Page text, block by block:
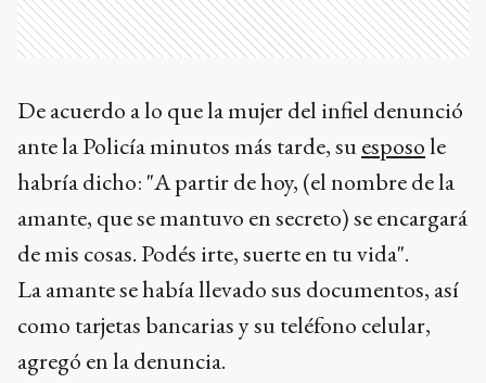
De acuerdo a lo que la mujer del infiel denunció
ante la Policía minutos más tarde, suesposole
habría dicho: "A partir de hoy, (el nombre de la
amante, que se mantuvo en secreto) se encargará
de mis cosas. Podés irte, suerte en tu vida".
La amante se había llevado sus documentos, así
como tarjetas bancarias y su teléfono celular,
agregó en la denuncia.